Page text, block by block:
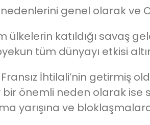
genel olarak ve
ülkelerin katıldığı savaş
tüm dünyayı etkisi
İhtilali’nin getirmiş
önemli neden olarak
yarışına ve